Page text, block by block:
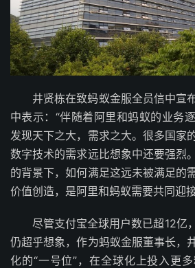
井贤栋在致蚂蚁金服全员信中宣
中表示：“伴随着阿里和蚂蚁的业务
发现天下之大，需求之大。很多国家
数字技术的需求远比想象中还要强烈
的背景下，如何满足这远未被满足的
价值创造，是阿里和蚂蚁需要共同迎
尽管支付宝全球用户数已超12亿
仍超乎想象，作为蚂蚁金服董事长，
化的“一号位”，在全球化上投入更